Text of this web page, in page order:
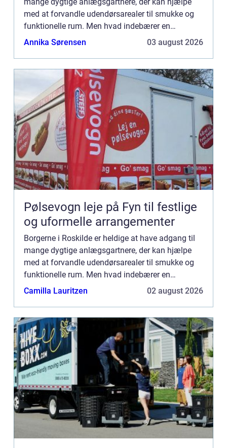
mange dygtige anlægsgartnere, der kan hjælpe
med at forvandle udendørsarealer til smukke og
funktionelle rum. Men hvad indebærer en
samarbejde med en anlægsgartner Roski...
Annika Sørensen 03 august 2026
Pølsevogn leje på Fyn til festlige
og uformelle arrangementer
Borgerne i Roskilde er heldige at have adgang til
mange dygtige anlægsgartnere, der kan hjælpe
med at forvandle udendørsarealer til smukke og
funktionelle rum. Men hvad indebærer en
samarbejde med en anlægsgartner Roski...
Camilla Lauritzen 02 august 2026